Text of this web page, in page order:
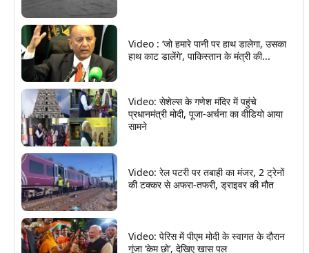
Video : ‘जो हमारे पानी पर हाथ डालेगा, उसका
हाथ काट डालेंगे’, पाकिस्तान के मंत्री की...
Video: सेशेल्स के गणेश मंदिर में पहुंचे
प्रधानमंत्री मोदी, पूजा-अर्चना का वीडियो आया
सामने
Video: रेल पटरी पर तबाही का मंजर, 2 ट्रेनों
की टक्कर से अफरा-तफरी, ड्राइवर की मौत
Video: पेरिस में पीएम मोदी के स्वागत के दौरान
गूंजा ‘केम छो’, देखिए खास पल